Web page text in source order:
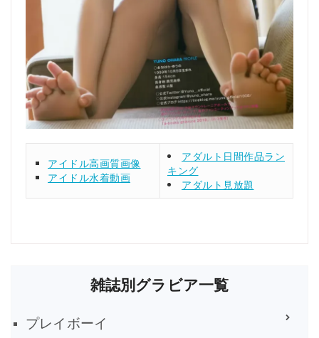
アイドル高画質画像
アイドル水着動画
アダルト日間作品ラン
キング
アダルト見放題
雑誌別グラビア一覧
プレイボーイ